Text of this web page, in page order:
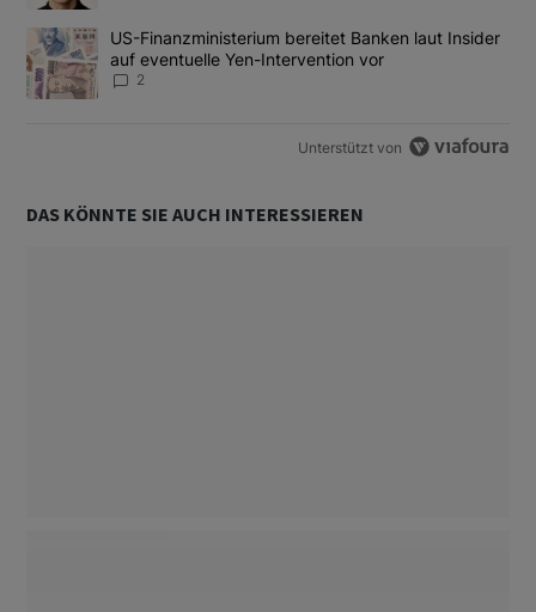
Ein Trendartikel mit dem Titel "US-Finanzministerium bereitet
US-Finanzministerium bereitet Banken laut Insider
auf eventuelle Yen-Intervention vor
2
Unterstützt von
DAS KÖNNTE SIE AUCH INTERESSIEREN